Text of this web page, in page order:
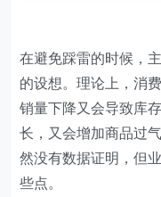
在避免踩雷的时候，
的设想。理论上，消
销量下降又会导致库
长，又会增加商品过
然没有数据证明，但
些点。